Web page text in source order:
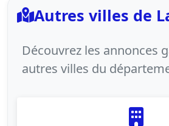
Autres villes de
Découvrez les annonces
autres villes du